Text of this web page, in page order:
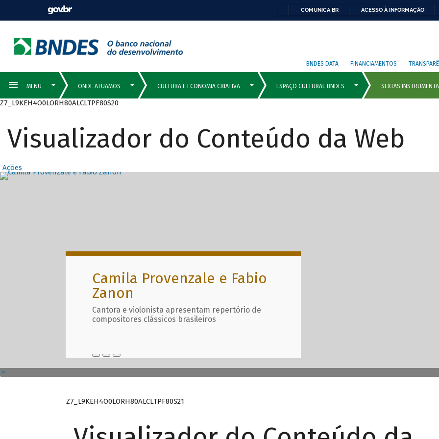
COMUNICA BR ACESSO À INFORMAÇÃO
BNDES DATA FINANCIAMENTOS
Z7_L9KEH4O0LORH80ALCLTPF80S20
Visualizador do Conteúdo da Web
Ações
Destaques Principais com
Camila Provenzale e Fabio
Zanon
Cantora e violonista apresentam repertório de
compositores clássicos brasileiros
Z7_L9KEH4O0LORH80ALCLTPF80S21